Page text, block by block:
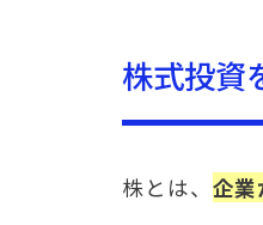
株式投資
株とは、 企